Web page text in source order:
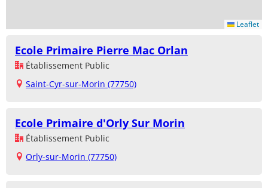
Leaflet
Ecole Primaire Pierre Mac Orlan
Établissement Public
Saint-Cyr-sur-Morin (77750)
Ecole Primaire d'Orly Sur Morin
Établissement Public
Orly-sur-Morin (77750)